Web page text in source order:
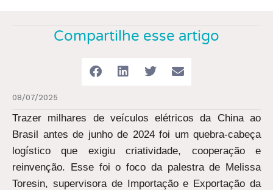
Compartilhe esse artigo
08/07/2025
Trazer milhares de veículos elétricos da China ao
Brasil antes de junho de 2024 foi um quebra-cabeça
logístico que exigiu criatividade, cooperação e
reinvenção. Esse foi o foco da palestra de Melissa
Toresin, supervisora de Importação e Exportação da